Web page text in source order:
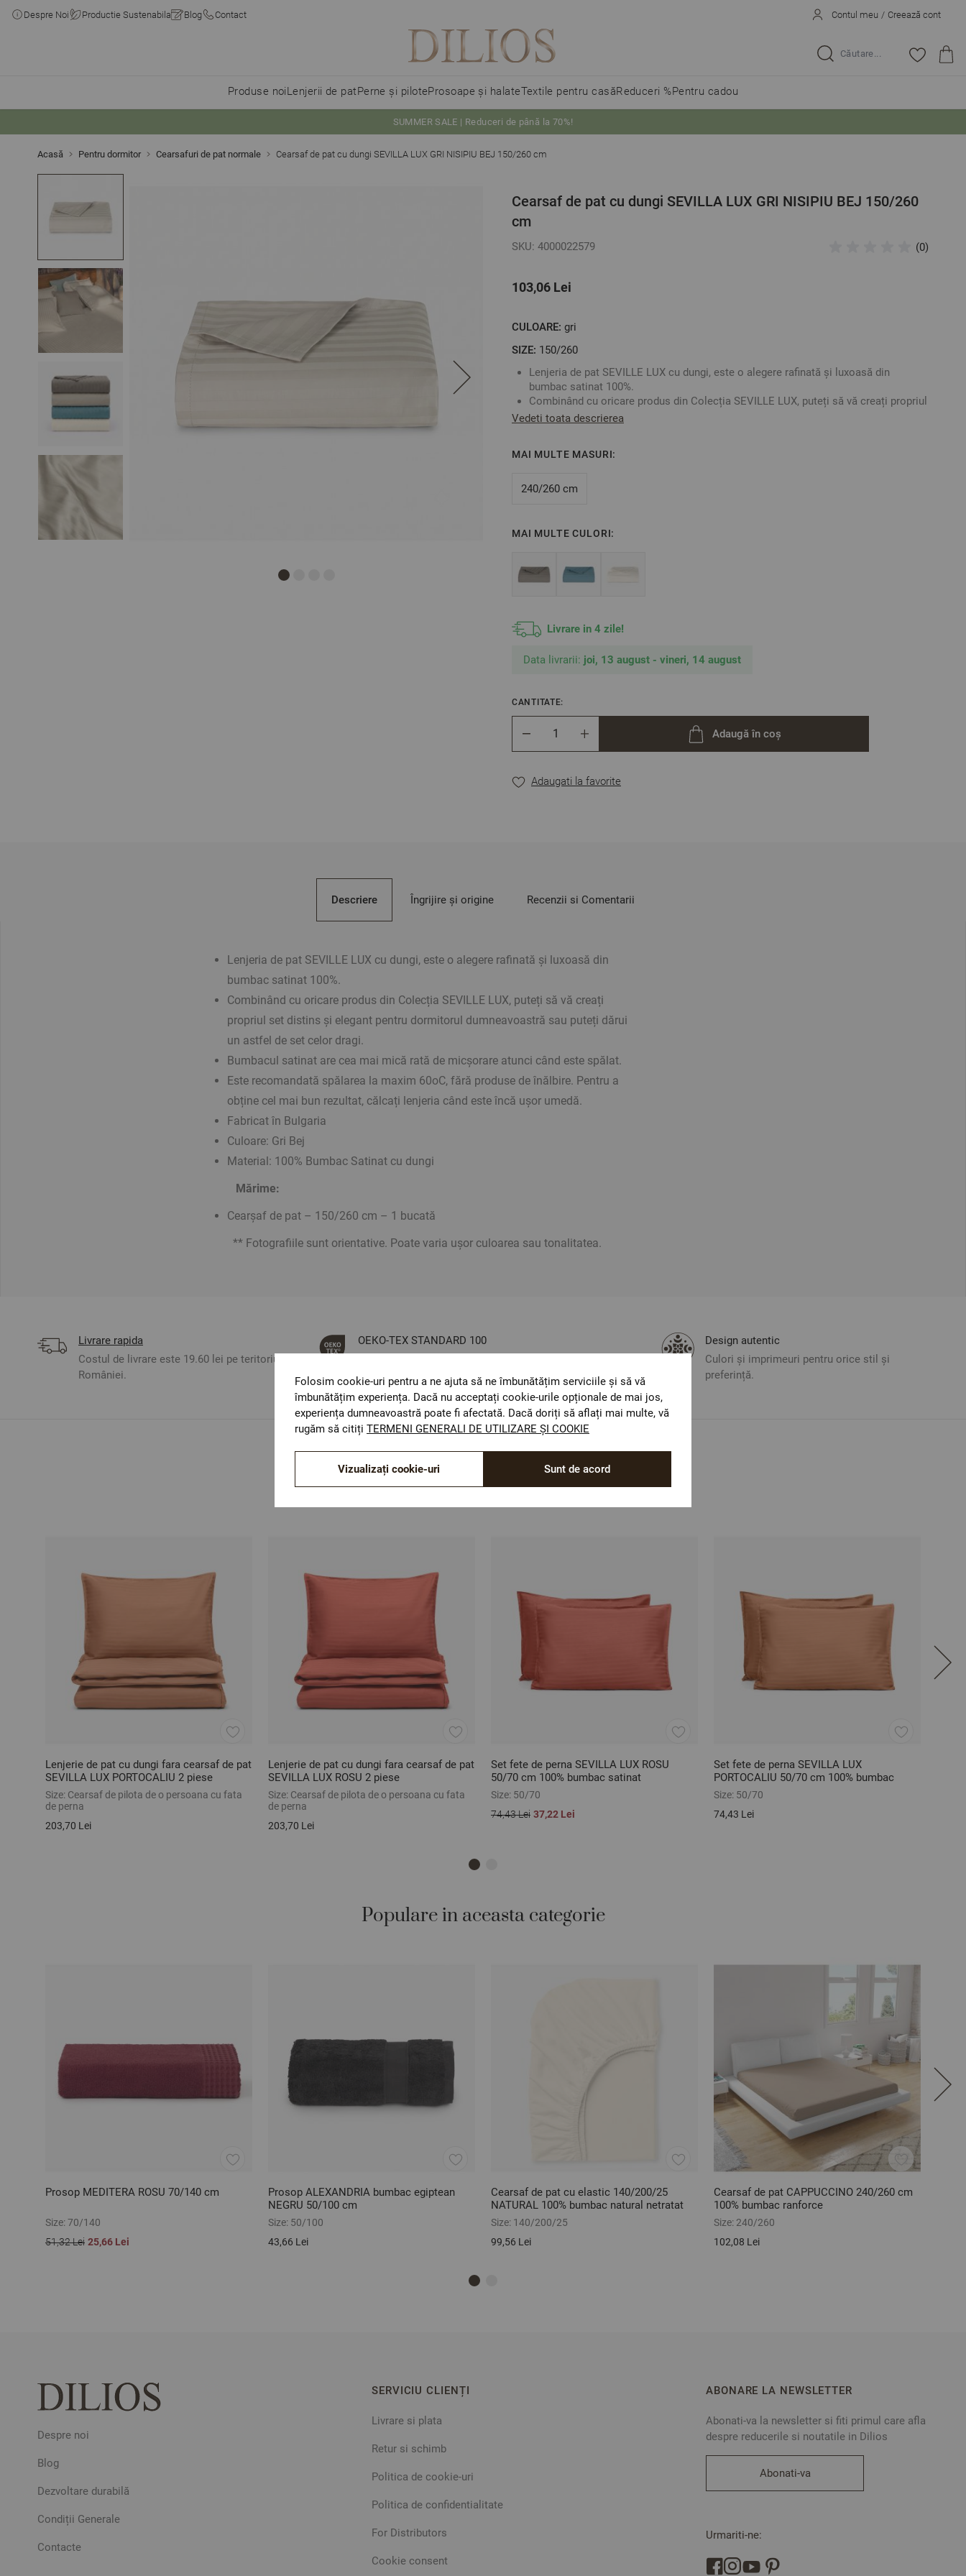
Despre Noi Productie Sustenabila Blog Contact Contul meu / Creează cont
Caută...
Produse noiLenjerii de patPerne și piloteProsoape și halateTextile pentru casăReduceri %Pentru cadou
SUMMER SALE | Reduceri de până la 70%!
Acasă Pentru dormitor Cearsafuri de pat normale Cearsaf de pat cu dungi SEVILLA LUX GRI NISIPIU BEJ 150/260 cm
Cearsaf de pat cu dungi SEVILLA LUX GRI NISIPIU BEJ 150/260
cm
SKU: 4000022579 (0)
103,06 Lei
CULOARE: gri
SIZE: 150/260
Lenjeria de pat SEVILLE LUX cu dungi, este o alegere rafinată și luxoasă din
bumbac satinat 100%.
Combinând cu oricare produs din Colecția SEVILLE LUX, puteți să vă creați propriul
set distins și elegant pentru dormitorul dumneavoastră sau puteți dărui un astfel de
Este recomandată spălarea la maxim 60оС, fără produse de înălbire. Pentru a
Fabricat în Bulgaria
Mărime:
** Fotografiile sunt orientative. Poate varia ușor culoarea sau tonalitatea.
Vedeti toata descrierea
MAI MULTE MASURI:
240/260 cm
MAI MULTE CULORI:
Livrare in 4 zile!
Data livrarii: joi, 13 august - vineri, 14 august
CANTITATE:
Adaugă în coș
Adaugati la favorite
Descriere
Lenjeria de pat SEVILLE LUX cu dungi, este o alegere rafinată și luxoasă din
bumbac satinat 100%.
Combinând cu oricare produs din Colecția SEVILLE LUX, puteți să vă creați
propriul set distins și elegant pentru dormitorul dumneavoastră sau puteți dărui
un astfel de set celor dragi.
Bumbacul satinat are cea mai mică rată de micșorare atunci când este spălat.
Este recomandată spălarea la maxim 60оС, fără produse de înălbire. Pentru a
obține cel mai bun rezultat, călcați lenjeria când este încă ușor umedă.
Fabricat în Bulgaria
Culoare: Gri Bej
Material: 100% Bumbac Satinat cu dungi
Mărime:
Cearșaf de pat – 150/260 cm – 1 bucată
** Fotografiile sunt orientative. Poate varia ușor culoarea sau tonalitatea.
Îngrijire și origine Recenzii si Comentarii
Livrare rapida
Costul de livrare este 19.60 lei pe teritoriul
României.
ОЕКО-ТЕX STANDARD 100
dumneavoastră.
Design autentic
Culori și imprimeuri pentru orice stil și
preferință.
Optiuni de a combina
Lenjerie de pat cu dungi fara cearsaf de pat
SEVILLA LUX PORTOCALIU 2 piese
Size: Cearsaf de pilota de o persoana cu fata
de perna
203,70 Lei
Lenjerie de pat cu dungi fara cearsaf de pat
SEVILLA LUX ROSU 2 piese
Size: Cearsaf de pilota de o persoana cu fata
de perna
203,70 Lei
Set fete de perna SEVILLA LUX ROSU
50/70 cm 100% bumbac satinat
Size: 50/70
74,43 Lei 37,22 Lei
Set fete de perna SEVILLA LUX
PORTOCALIU 50/70 cm 100% bumbac
satinat
Size: 50/70
74,43 Lei
Populare in aceasta categorie
Prosop MEDITERA ROSU 70/140 cm
Size:70/140
51,32 Lei 25,66 Lei
Prosop ALEXANDRIA bumbac egiptean
NEGRU 50/100 cm
Size: 50/100
43,66 Lei
Cearsaf de pat cu elastic 140/200/25
NATURAL 100% bumbac natural netratat
Size: 140/200/25
99,56 Lei
Cearsaf de pat CAPPUCCINO 240/260 cm
100% bumbac ranforce
Size: 240/260
102,08 Lei
Despre noi
Blog
Dezvoltare durabilă
Condiții Generale
Contacte
SERVICIU CLIENȚI
Livrare si plata
Retur si schimb
Politica de cookie-uri
Politica de confidentialitate
For Distributors
Cookie consent
ABONARE LA NEWSLETTER
Abonati-va la newsletter si fiti primul care afla
despre reducerile si noutatile in Dilios
Abonati-va
Urmariti-ne:
Folosim cookie-uri pentru a ne ajuta să ne îmbunătățim serviciile și să vă
îmbunătățim experiența. Dacă nu acceptați cookie-urile opționale de mai jos,
experiența dumneavoastră poate fi afectată. Dacă doriți să aflați mai multe, vă
rugăm să citiți TERMENI GENERALI DE UTILIZARE ȘI COOKIE
Sunt de acord
Vizualizați cookie-uri